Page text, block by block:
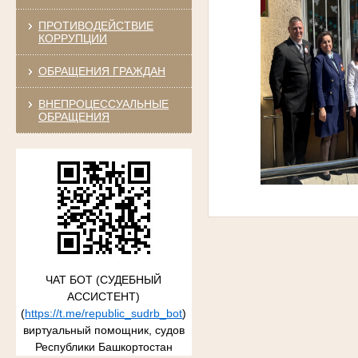
ПРОТИВОДЕЙСТВИЕ
КОРРУПЦИИ
ОБРАЩЕНИЯ ГРАЖДАН
ВНЕПРОЦЕССУАЛЬНЫЕ
ОБРАЩЕНИЯ
ЧАТ БОТ (СУДЕБНЫЙ
АССИСТЕНТ)
(https://t.me/republic_sudrb_bot)
виртуальный помощник, судов
Республики Башкортостан